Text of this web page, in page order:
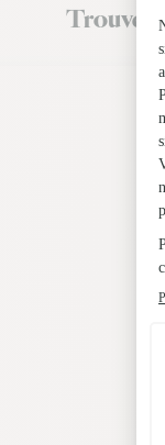
Trouvez